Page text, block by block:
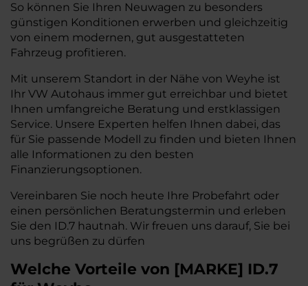
So können Sie Ihren Neuwagen zu besonders
günstigen Konditionen erwerben und gleichzeitig
von einem modernen, gut ausgestatteten
Fahrzeug profitieren.
Mit unserem Standort in der Nähe von Weyhe ist
Ihr VW Autohaus immer gut erreichbar und bietet
Ihnen umfangreiche Beratung und erstklassigen
Service. Unsere Experten helfen Ihnen dabei, das
für Sie passende Modell zu finden und bieten Ihnen
alle Informationen zu den besten
Finanzierungsoptionen.
Vereinbaren Sie noch heute Ihre Probefahrt oder
einen persönlichen Beratungstermin und erleben
Sie den ID.7 hautnah. Wir freuen uns darauf, Sie bei
uns begrüßen zu dürfen
Welche Vorteile von [MARKE] ID.7